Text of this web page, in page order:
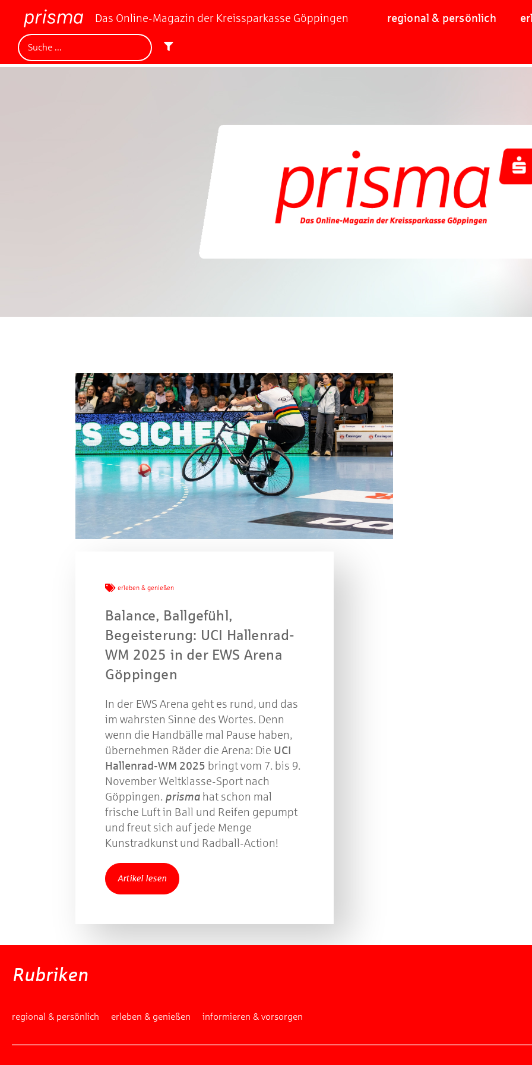
Das Online-Magazin der Kreissparkasse Göppingen regional & persönlich
erleben & genießen
Balance, Ballgefühl,
Begeisterung: UCI Hallenrad-
WM 2025 in der EWS Arena
Göppingen
In der EWS Arena geht es rund, und das
im wahrsten Sinne des Wortes. Denn
wenn die Handbälle mal Pause haben,
übernehmen Räder die Arena: Die UCI
Hallenrad-WM 2025 bringt vom 7. bis 9.
November Weltklasse-Sport nach
Göppingen. prisma hat schon mal
frische Luft in Ball und Reifen gepumpt
und freut sich auf jede Menge
Kunstradkunst und Radball-Action!
Artikel lesen
Rubriken
regional & persönlich erleben & genießen informieren & vorsorgen
Jetzt mitmachen und
Machen Sie mit bei unserem Gewinnspiel! Bis 31.
Gewinnspiel geschlossen